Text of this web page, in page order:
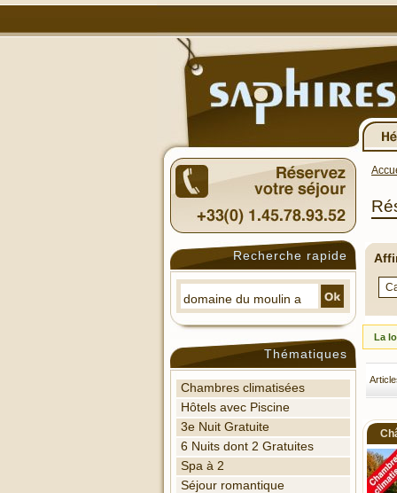
La
Recherche rapide
Thématiques
Chambres climatisées
Hôtels avec Piscine
3e Nuit Gratuite
6 Nuits dont 2 Gratuites
Spa à 2
Séjour romantique